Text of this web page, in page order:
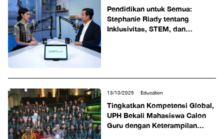
Pendidikan untuk Semua:
Stephanie Riady tentang
Inklusivitas, STEM, dan
13/10/2025 Education
Tingkatkan Kompetensi Global,
UPH Bekali Mahasiswa Calon
Guru dengan Keterampilan